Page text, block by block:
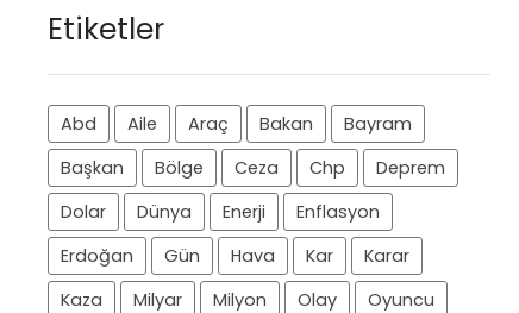
Etiketler
Abd Aile Araç Bakan
Bayram
Başkan
Bölge Ceza Chp
Deprem
Dolar
Dünya Enerji
Enflasyon
Erdoğan
Gün Hava Kar
Karar
Kaza
Milyar Milyon Olay
Oyuncu